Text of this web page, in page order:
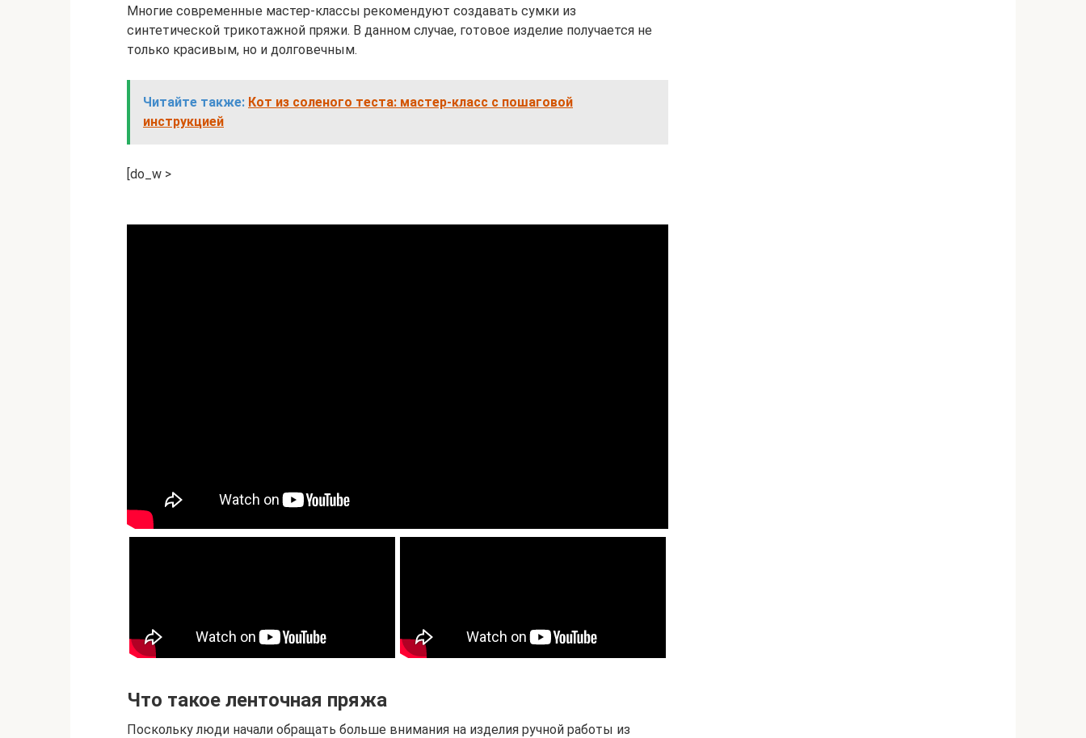
Многие современные мастер-классы рекомендуют создавать сумки из
синтетической трикотажной пряжи. В данном случае, готовое изделие получается не
только красивым, но и долговечным.
Читайте также: Кот из соленого теста: мастер-класс с пошаговой
инструкцией
[do_w >
Что такое ленточная пряжа
Поскольку люди начали обращать больше внимания на изделия ручной работы из